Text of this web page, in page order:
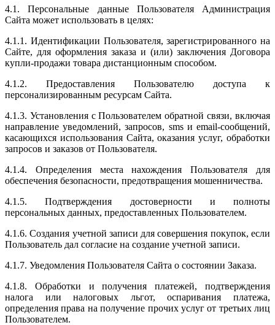
4.1. Персональные данные Пользователя Администрация
Сайта может использовать в целях:
4.1.1. Идентификации Пользователя, зарегистрированного на
Сайте, для оформления заказа и (или) заключения Договора
купли-продажи товара дистанционным способом.
4.1.2. Предоставления Пользователю доступа к
персонализированным ресурсам Сайта.
4.1.3. Установления с Пользователем обратной связи, включая
направление уведомлений, запросов, sms и email-сообщений,
касающихся использования Сайта, оказания услуг, обработки
запросов и заказов от Пользователя.
4.1.4. Определения места нахождения Пользователя для
обеспечения безопасности, предотвращения мошенничества.
4.1.5. Подтверждения достоверности и полноты
персональных данных, предоставленных Пользователем.
4.1.6. Создания учетной записи для совершения покупок, если
Пользователь дал согласие на создание учетной записи.
4.1.7. Уведомления Пользователя Сайта о состоянии Заказа.
4.1.8. Обработки и получения платежей, подтверждения
налога или налоговых льгот, оспаривания платежа,
определения права на получение прочих услуг от третьих лиц
Пользователем.